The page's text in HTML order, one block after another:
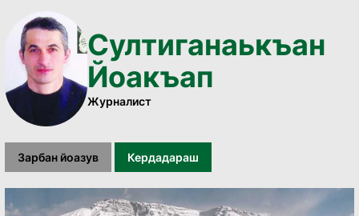
Султиганаькъан
Йоакъап
Журналист
Зарбан йоазув Кердадараш